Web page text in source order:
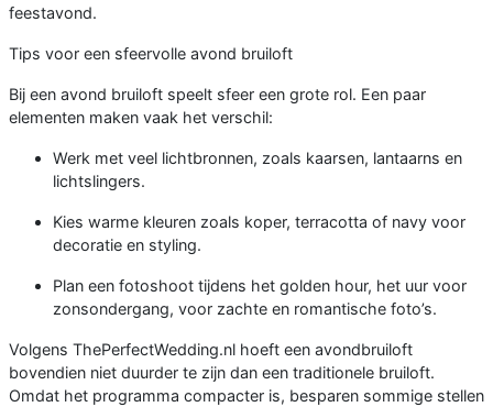
feestavond.
Tips voor een sfeervolle avond bruiloft
Bij een avond bruiloft speelt sfeer een grote rol. Een paar
elementen maken vaak het verschil:
Werk met veel lichtbronnen, zoals kaarsen, lantaarns en
lichtslingers.
Kies warme kleuren zoals koper, terracotta of navy voor
decoratie en styling.
Plan een fotoshoot tijdens het golden hour, het uur voor
zonsondergang, voor zachte en romantische foto’s.
Volgens ThePerfectWedding.nl hoeft een avondbruiloft
bovendien niet duurder te zijn dan een traditionele bruiloft.
Omdat het programma compacter is, besparen sommige stellen